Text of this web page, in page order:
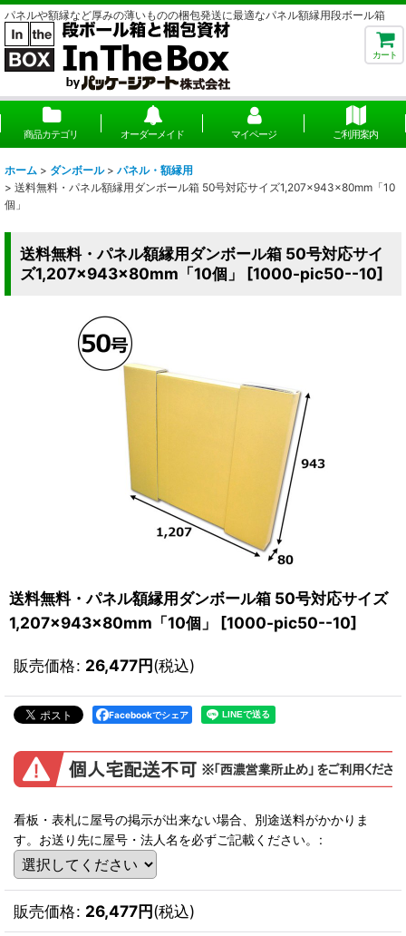
パネルや額縁など厚みの薄いものの梱包発送に最適なパネル額縁用段ボール箱
カート
商品カテゴリ オーダーメイド マイページ ご利用案内
ホーム > ダンボール > パネル・額縁用
> 送料無料・パネル額縁用ダンボール箱 50号対応サイズ1,207×943×80mm「10
個」
送料無料・パネル額縁用ダンボール箱 50号対応サイ
ズ1,207×943×80mm「10個」
[1000-pic50--10]
送料無料・パネル額縁用ダンボール箱 50号対応サイズ
1,207×943×80mm「10個」
[1000-pic50--10]
販売価格: 26,477円(税込)
Facebookでシェア
看板・表札に屋号の掲示が出来ない場合、別途送料がかかりま
す。お送り先に屋号・法人名を必ずご記載ください。
:
販売価格: 26,477円(税込)